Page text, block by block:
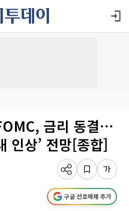
금리 동결⋯
인상’ 전망[종합]
구글 선호매체 추가